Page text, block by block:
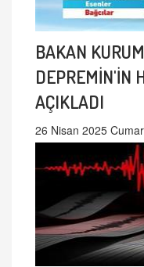
BAKAN
DEPREMİN'İN
AÇIKLADI
26 Nisan 2025